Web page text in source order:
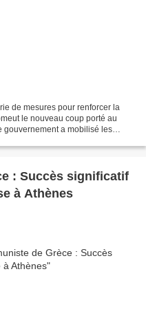
de mesures pour renforcer la
le nouveau coup porté au
gouvernement a mobilisé les
: Succès significatif
à Athènes